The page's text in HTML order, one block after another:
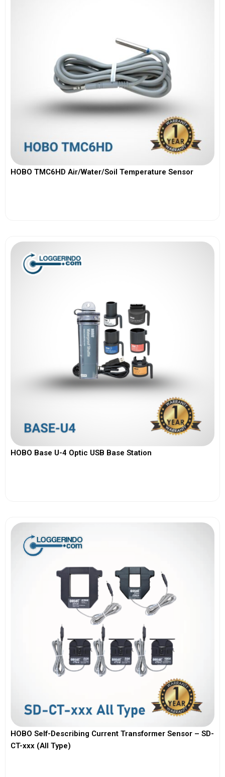
HOBO TMC6HD Air/Water/Soil Temperature Sensor
HOBO Base U-4 Optic USB Base Station
HOBO Self-Describing Current Transformer Sensor – SD-
CT-xxx (All Type)